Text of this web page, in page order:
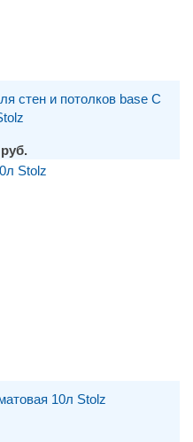
стен и потолков base С
10л Stolz